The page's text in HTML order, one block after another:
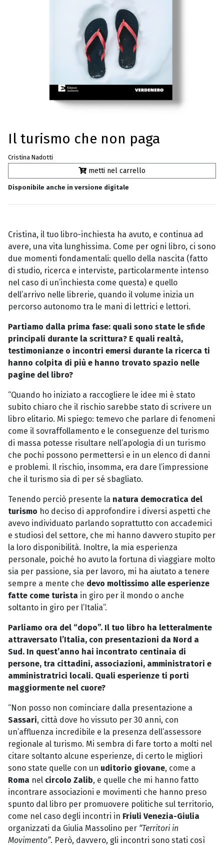
Il turismo che non paga
Cristina Nadotti
metti nel carrello
Disponibile anche in versione digitale
Cristina, il tuo libro-inchiesta ha avuto, e continua ad
avere, una vita lunghissima. Come per ogni libro, ci sono
due momenti fondamentali: quello della nascita (fatto
di studio, ricerca e interviste, particolarmente intenso
nel caso di un’inchiesta come questa) e quello
dell’arrivo nelle librerie, quando il volume inizia un
percorso autonomo tra le mani di lettrici e lettori.
Partiamo dalla prima fase: quali sono state le sfide
principali durante la scrittura? E quali realtà,
testimonianze o incontri emersi durante la ricerca ti
hanno colpita di più e hanno trovato spazio nelle
pagine del libro?
“Quando ho iniziato a raccogliere le idee mi è stato
subito chiaro che il rischio sarebbe stato di scrivere un
libro elitario. Mi spiego: temevo che parlare di fenomeni
come il sovraffollamento e le conseguenze del turismo
di massa potesse risultare nell’apologia di un turismo
che pochi possono permettersi e in un elenco di danni
e problemi. Il rischio, insomma, era dare l’impressione
che il turismo sia di per sé sbagliato.
Tenendo perciò presente la natura democratica del
turismo ho deciso di approfondire i diversi aspetti che
avevo individuato parlando soprattutto con accademici
e studiosi del settore, che mi hanno davvero stupito per
la loro disponibilità. Inoltre, la mia esperienza
personale, poiché ho avuto la fortuna di viaggiare molto
sia per passione, sia per lavoro, mi ha aiutato a tenere
sempre a mente che devo moltissimo alle esperienze
fatte come turista in giro per il mondo o anche
soltanto in giro per l’Italia”.
Parliamo ora del “dopo”. Il tuo libro ha letteralmente
attraversato l’Italia, con presentazioni da Nord a
Sud. In quest’anno hai incontrato centinaia di
persone, tra cittadini, associazioni, amministratori e
amministratrici locali. Quali esperienze ti porti
maggiormente nel cuore?
“Non posso non cominciare dalla presentazione a
Sassari, città dove ho vissuto per 30 anni, con
un’affluenza incredibile e la presenza dell’assessore
regionale al turismo. Mi sembra di fare torto a molti nel
citare soltanto alcune esperienze, di certo le migliori
sono state quelle con un uditorio giovane, come a
Roma nel circolo Zalib, e quelle che mi hanno fatto
incontrare associazioni e movimenti che hanno preso
spunto dal libro per promuovere politiche sul territorio,
come nel caso degli incontri in Friuli Venezia-Giulia
organizzati da Giulia Massolino per “Territori in
Movimento”. Però, davvero, gli incontri sono stati così